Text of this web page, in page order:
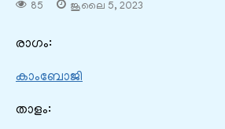
85 ജൂലൈ 5, 2023
രാഗം:
കാംബോജി
താളം: